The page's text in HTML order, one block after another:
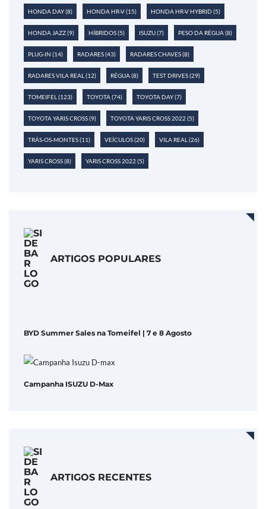
HONDA DAY(8) HONDA HR-V(15) HONDA HR-V HYBRID (5)
HONDA JAZZ(9) HÍBRIDOS(5) ISUZU(7) PESO DA RÉGUA(8)
PLUG-IN (14) RADARES(43) RADARES CHAVES(8)
RADARES VILA REAL (12) RÉGUA(8) TEST DRIVES(29)
TOMEIFEL (123) TOYOTA(74) TOYOTA DAY(7)
TOYOTA YARIS CROSS(9) TOYOTA YARIS CROSS 2022 (5)
TRÁS-OS-MONTES(11) VEÍCULOS(20) VILA REAL (26)
YARIS CROSS(8) YARIS CROSS 2022 (5)
ARTIGOS POPULARES
BYD Summer Sales na Tomeifel | 7 e 8 Agosto
Campanha ISUZU D-Max
ARTIGOS RECENTES